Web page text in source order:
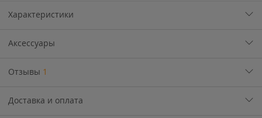
Характеристики
Аксессуары
Отзывы 1
Доставка и оплата